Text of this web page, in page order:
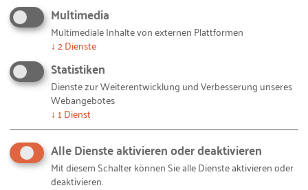
haben und unsere verfügbare Zeit gleichmäßig für
alle Bereiche einteilen mussten, was uns erfolgreich
gelungen ist. Zudem konnten wir uns in Sachen
Arbeitsorganisation und Teamarbeit
weiterentwickeln, da man mit der Zeit einen Sinn
dafür entwickelt hat, wer sich im Team wie am
besten einbringen konnte. So war die
Arbeitsaufteilung immer fair und schaffbar für
jeden Einzelnen“, erläutert Hahne.
Multimedia
Multimediale Inhalte von externen Plattformen
↓ 2Dienste
Statistiken
Dienste zur Weiterentwicklung und Verbesserung unseres
Webangebotes
↓ 1 Dienst
Alle Dienste aktivieren oder deaktivieren
Mit diesem Schalter können Sie alle Dienste aktivieren oder
deaktivieren.